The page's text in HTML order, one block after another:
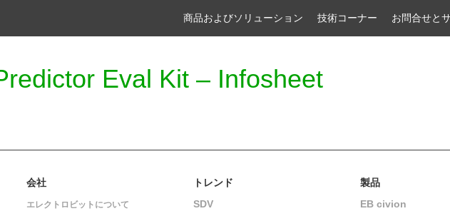
商品およびソリューション 技術コーナー お問合せと
Eval Kit – Infosheet
会社
エレクトロビットについて
トレンド
SDV
製品
EB civion